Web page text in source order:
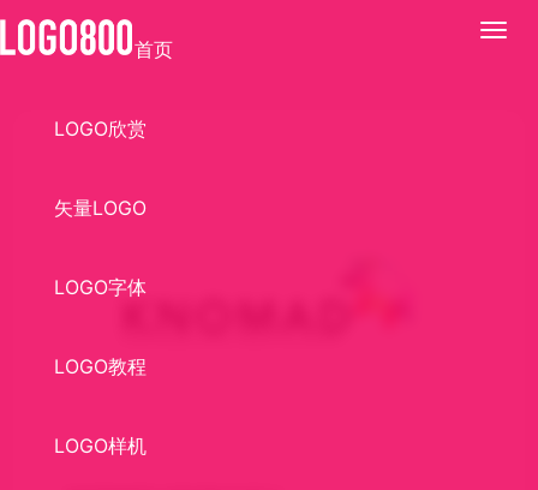
展
首页
LOGO欣赏
矢量LOGO
LOGO字体
LOGO教程
LOGO样机